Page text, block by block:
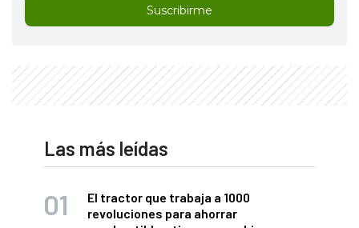
Suscribirme
Las más leídas
El tractor que trabaja a 1000
revoluciones para ahorrar